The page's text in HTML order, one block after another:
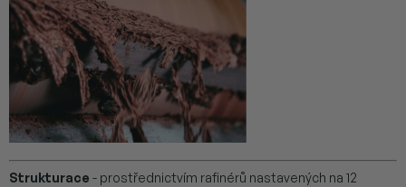
Strukturace - prostřednictvím rafinérů nastavených na 12